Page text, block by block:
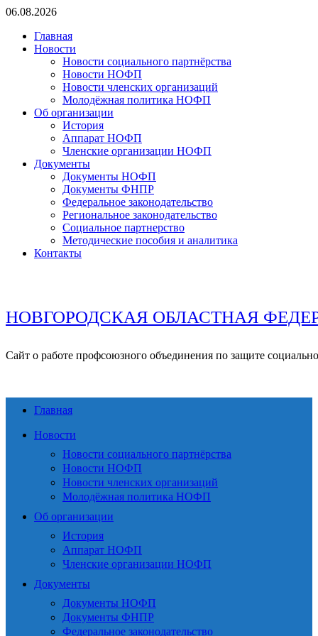
Перейти
содержимому
06.08.2026
Главная
Новости
Новости социального партнёрства
Новости НОФП
Новости членских организаций
Молодёжная политика НОФП
Об организации
История
Аппарат НОФП
Членские организации НОФП
Документы
Документы НОФП
Документы ФНПР
Федеральное законодательство
Региональное законодательство
Социальное партнерство
Методические пособия и аналитика
Контакты
НОВГОРОДСКАЯ ОБЛАСТНАЯ
Сайт о работе профсоюзного объединения по защите
Главная
Новости
Новости социального партнёрства
Новости НОФП
Новости членских организаций
Молодёжная политика НОФП
Об организации
История
Аппарат НОФП
Членские организации НОФП
Документы
Документы НОФП
Документы ФНПР
Федеральное законодательство